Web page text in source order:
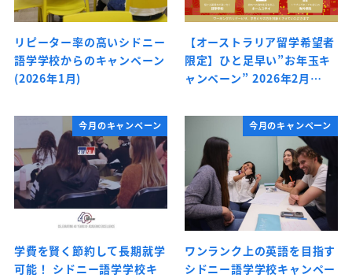
リピーター率の高いシドニー
語学学校からのキャンペーン
(2026年1月)
【オーストラリア留学希望者
限定】ひと足早い”お年玉キ
ャンペーン” 2026年2月…
今月のキャンペーン
学費を賢く節約して長期就学
可能！ シドニー語学学校キ
今月のキャンペーン
ワンランク上の英語を目指す
シドニー語学学校キャンペー